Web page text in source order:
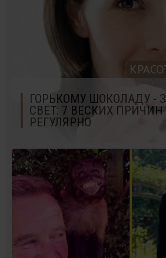
ГОРЬКОМУ ШОКОЛАДУ -
СВЕТ: 7 ВЕСКИХ ПРИЧИН
РЕГУЛЯРНО